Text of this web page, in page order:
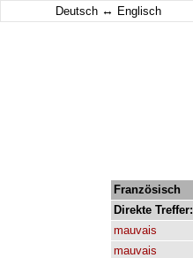
Deutsch ↔ Englisch
Französisch
Direkte Treffer:
mauvais
mauvais